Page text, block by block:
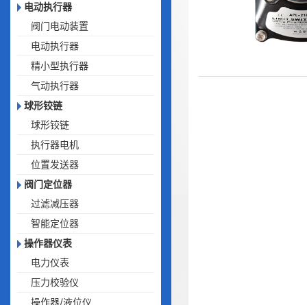
电动执行器
阀门电动装置
电动执行器
精小型执行器
气动执行器
球形铰链
球形铰链
执行器电机
位置发送器
阀门定位器
过滤减压器
智能定位器
操作器仪表
电力仪表
压力校验仪
操作器/液位仪